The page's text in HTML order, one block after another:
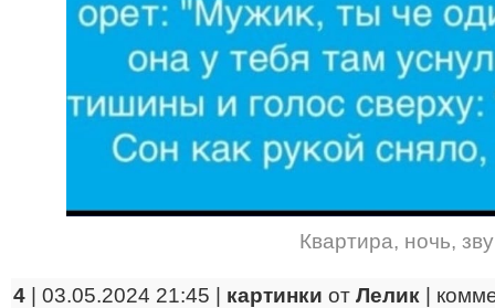
Квартира, ночь,
4 | 03.05.2024 21:45 | картинки от Лелик